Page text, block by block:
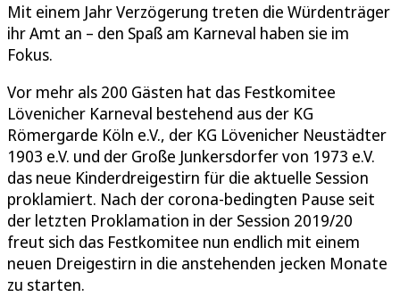
Mit einem Jahr Verzögerung treten die Würdenträger
ihr Amt an – den Spaß am Karneval haben sie im
Fokus.
Vor mehr als 200 Gästen hat das Festkomitee
Lövenicher Karneval bestehend aus der KG
Römergarde Köln e.V., der KG Lövenicher Neustädter
1903 e.V. und der Große Junkersdorfer von 1973 e.V.
das neue Kinderdreigestirn für die aktuelle Session
proklamiert. Nach der corona-bedingten Pause seit
der letzten Proklamation in der Session 2019/20
freut sich das Festkomitee nun endlich mit einem
neuen Dreigestirn in die anstehenden jecken Monate
zu starten.